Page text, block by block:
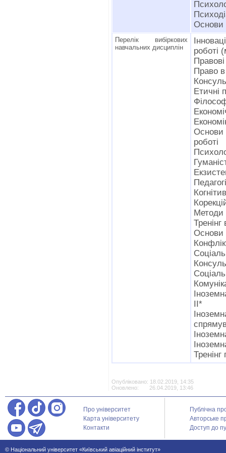
Основи
Перелік вибіркових
навчальних дисциплін
роботі
Право в
Етичні
Основи
роботі
Методи
Тренінг
Основи
ІІ*
Тренінг
Опубліковано: 18.02.2019, 14:35
Оновлено: 26.04.2019, 13:46
Про університет
Карта університету
Контакти
Публічна
Авторське
Доступ до
© Національний університет «Київський авіаційний інститут»